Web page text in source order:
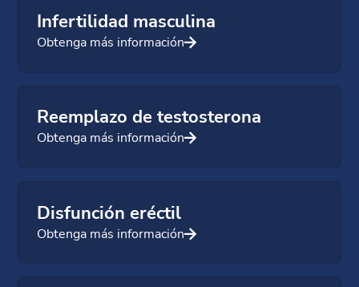
Infertilidad masculina
Obtenga más información
Reemplazo de testosterona
Obtenga más información
Disfunción eréctil
Obtenga más información